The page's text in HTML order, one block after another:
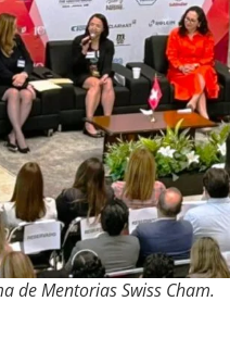
de Mentorias Swiss Cham.